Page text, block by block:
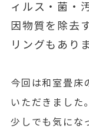
ィルス・菌・
因物質を除去
リングもあり
今回は和室畳床
いただきました。
少しでも気にな